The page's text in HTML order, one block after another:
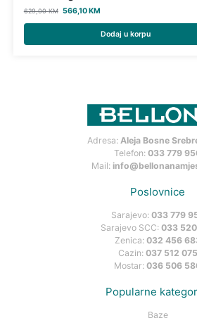
629,00KM 566,10KM
Dodaj u korpu
Adresa: Aleja Bosne
Telefon: 033 779
Mail:
Poslovnice
Sarajevo: 033 779
Sarajevo SCC: 033
Zenica: 032 456
Cazin: 037 512 075
Mostar: 036 506
Popularne
Baze